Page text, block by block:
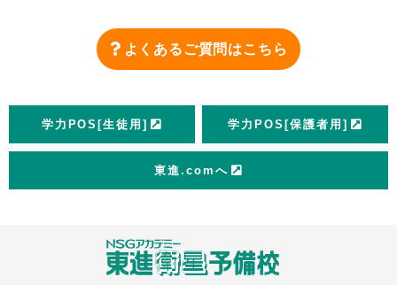
よくあるご質問はこちら
学力POS[生徒用] 学力POS[保護者用]
東進.comへ